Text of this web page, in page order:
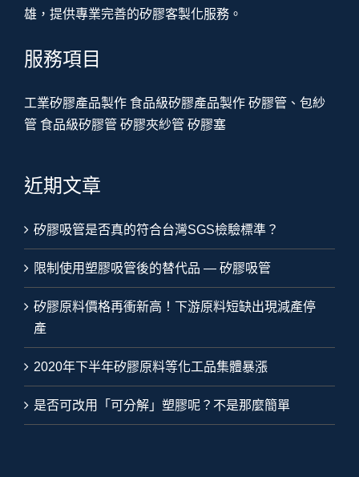
雄，提供專業完善的矽膠客製化服務。
服務項目
工業矽膠產品製作 食品級矽膠產品製作 矽膠管、包紗
管 食品級矽膠管 矽膠夾紗管 矽膠塞
近期文章
矽膠吸管是否真的符合台灣SGS檢驗標準？
限制使用塑膠吸管後的替代品 — 矽膠吸管
矽膠原料價格再衝新高！下游原料短缺出現減產停
產
2020年下半年矽膠原料等化工品集體暴漲
是否可改用「可分解」塑膠呢？不是那麼簡單